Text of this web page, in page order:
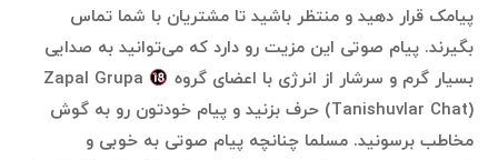
پیامک قرار دهید و منتظر باشید تا مشتریان با شما تماس
بگیرند. پیام صوتی این مزیت رو دارد که می‌توانید به صدایی
بسیار گرم و سرشار از انرژی با اعضای گروه Zapal Grupa
(Tanishuvlar Chat) حرف بزنید و پیام خودتون رو به گوش
مخاطب برسونید. مسلما چنانچه پیام صوتی به خوبی و